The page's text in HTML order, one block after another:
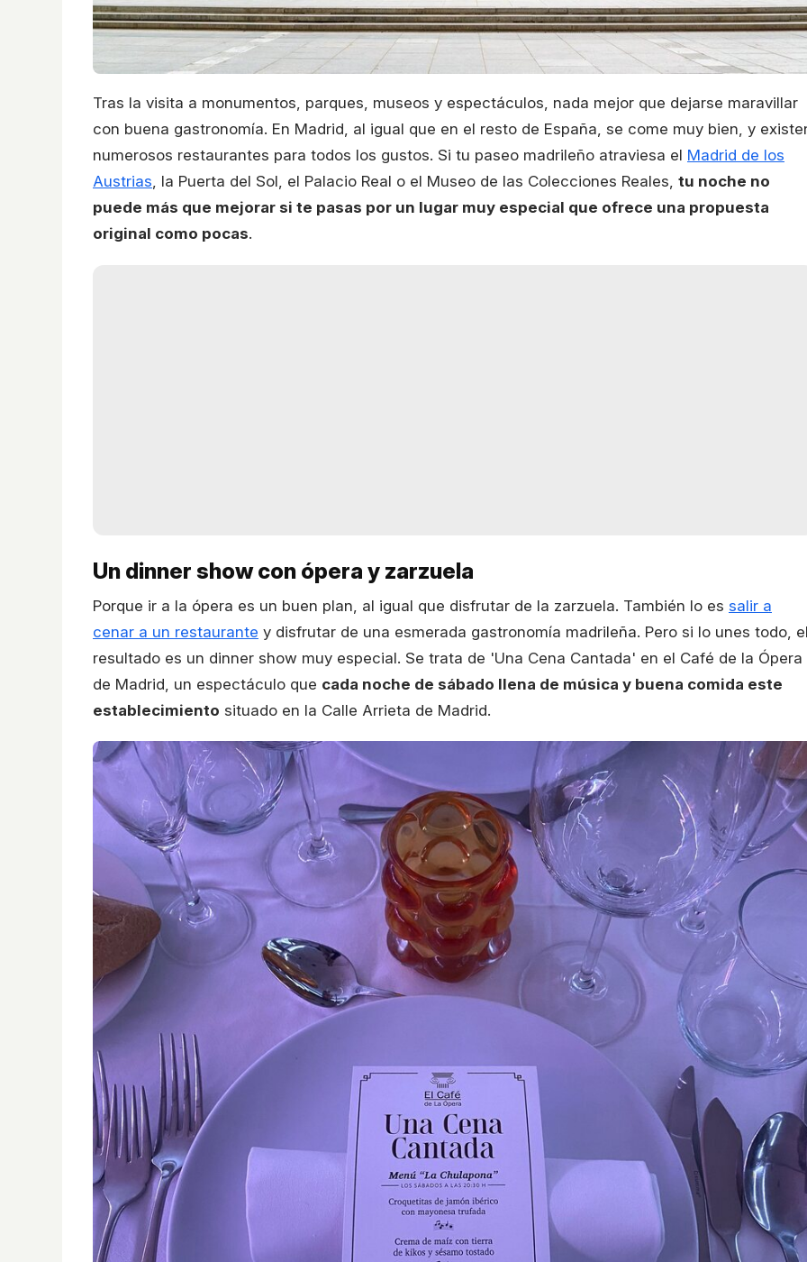
Tras la visita a monumentos, parques, museos y espectáculos, nada mejor que dejarse maravillar
con buena gastronomía. En Madrid, al igual que en el resto de España, se come muy bien, y
numerosos restaurantes para todos los gustos. Si tu paseo madrileño atraviesa el Madrid de los
Austrias, la Puerta del Sol, el Palacio Real o el Museo de las Colecciones Reales, tu noche no
puede más que mejorar si te pasas por un lugar muy especial que ofrece una propuesta
original como pocas.
Un dinner show con ópera y zarzuela
Porque ir a la ópera es un buen plan, al igual que disfrutar de la zarzuela. También lo es salir a
cenar a un restaurante y disfrutar de una esmerada gastronomía madrileña. Pero si lo unes todo,
resultado es un dinner show muy especial. Se trata de 'Una Cena Cantada' en el Café de la Ópera
de Madrid, un espectáculo que cada noche de sábado llena de música y buena comida este
establecimiento situado en la Calle Arrieta de Madrid.